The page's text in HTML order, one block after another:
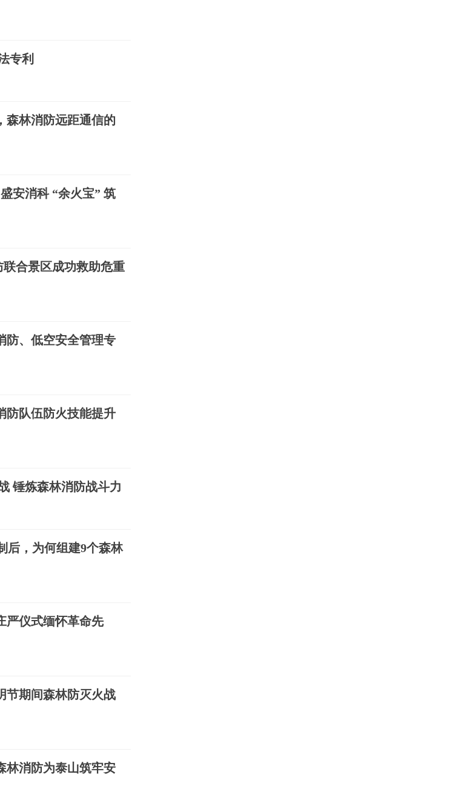
专利
森林消防远距通信的
安消科 “余火宝” 筑
合景区成功救助危重
防、低空安全管理专
防队伍防火技能提升
锤炼森林消防战斗力
后，为何组建9个森林
严仪式缅怀革命先
节期间森林防灭火战
林消防为泰山筑牢安